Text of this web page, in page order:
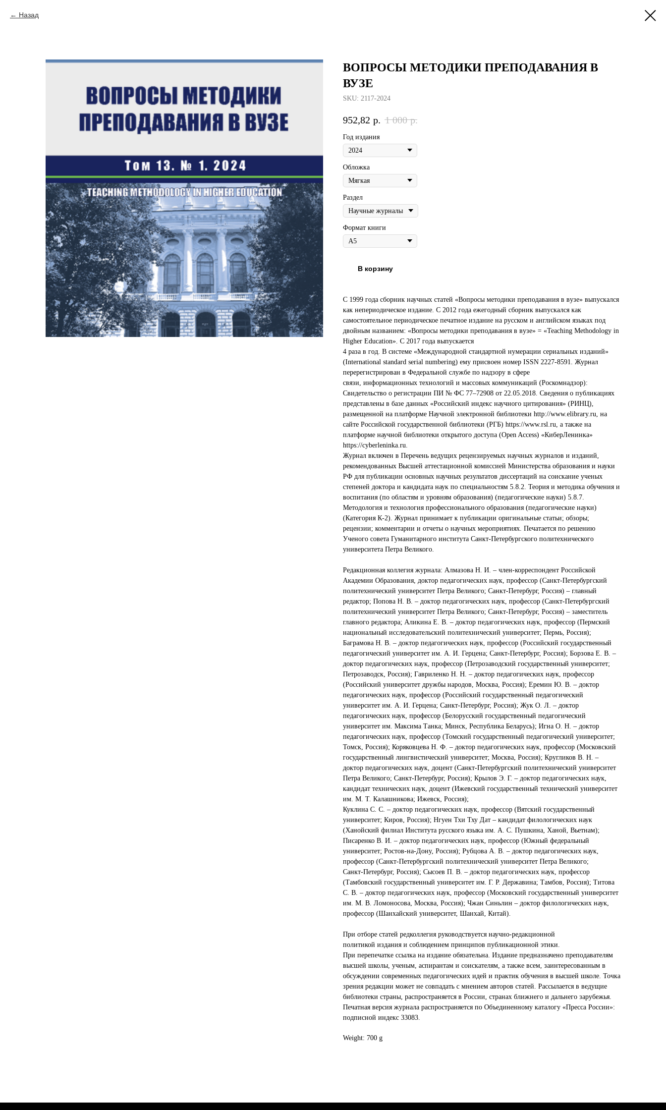
Назад
ВОПРОСЫ МЕТОДИКИ ПРЕПОДАВАНИЯ В
ВУЗЕ
SKU: 2117-2024
952,82 р. 1 000 р.
Год издания
Обложка
Раздел
Формат книги
В корзину
С 1999 года сборник научных статей «Вопросы методики преподавания в вузе» выпускался
как непериодическое издание. С 2012 года ежегодный сборник выпускался как
самостоятельное периодическое печатное издание на русском и английском языках под
двойным названием: «Вопросы методики преподавания в вузе» = «Teaching Methodology in
Higher Education». С 2017 года выпускается
4 раза в год. В системе «Международной стандартной нумерации сериальных изданий»
(International standard serial numbering) ему присвоен номер ISSN 2227-8591. Журнал
перерегистрирован в Федеральной службе по надзору в сфере
связи, информационных технологий и массовых коммуникаций (Роскомнадзор):
Свидетельство о регистрации ПИ № ФС 77–72908 от 22.05.2018. Сведения о публикациях
представлены в базе данных «Российский индекс научного цитирования» (РИНЦ),
размещенной на платформе Научной электронной библиотеки http://www.elibrary.ru, на
сайте Российской государственной библиотеки (РГБ) https://www.rsl.ru, а также на
платформе научной библиотеки открытого доступа (Open Access) «КиберЛенинка»
https://cyberleninka.ru.
Журнал включен в Перечень ведущих рецензируемых научных журналов и изданий,
рекомендованных Высшей аттестационной комиссией Министерства образования и науки
РФ для публикации основных научных результатов диссертаций на соискание ученых
степеней доктора и кандидата наук по специальностям 5.8.2. Теория и методика обучения и
воспитания (по областям и уровням образования) (педагогические науки) 5.8.7.
Методология и технология профессионального образования (педагогические науки)
(Категория К-2). Журнал принимает к публикации оригинальные статьи; обзоры;
рецензии; комментарии и отчеты о научных мероприятиях. Печатается по решению
Ученого совета Гуманитарного института Санкт-Петербургского политехнического
университета Петра Великого.
Редакционная коллегия журнала: Алмазова Н. И. – член-корреспондент Российской
Академии Образования, доктор педагогических наук, профессор (Санкт-Петербургский
политехнический университет Петра Великого; Санкт-Петербург, Россия) – главный
редактор; Попова Н. В. – доктор педагогических наук, профессор (Санкт-Петербургский
политехнический университет Петра Великого; Санкт-Петербург, Россия) – заместитель
главного редактора; Аликина Е. В. – доктор педагогических наук, профессор (Пермский
национальный исследовательский политехнический университет; Пермь, Россия);
Баграмова Н. В. – доктор педагогических наук, профессор (Российский государственный
педагогический университет им. А. И. Герцена; Санкт-Петербург, Россия); Борзова Е. В. –
доктор педагогических наук, профессор (Петрозаводский государственный университет;
Петрозаводск, Россия); Гавриленко Н. Н. – доктор педагогических наук, профессор
(Российский университет дружбы народов, Москва, Россия); Еремин Ю. В. – доктор
педагогических наук, профессор (Российский государственный педагогический
университет им. А. И. Герцена; Санкт-Петербург, Россия); Жук О. Л. – доктор
педагогических наук, профессор (Белорусский государственный педагогический
университет им. Максима Танка; Минск, Республика Беларусь); Игна О. Н. – доктор
педагогических наук, профессор (Томский государственный педагогический университет;
Томск, Россия); Коряковцева Н. Ф. – доктор педагогических наук, профессор (Московский
государственный лингвистический университет; Москва, Россия); Кругликов В. Н. –
доктор педагогических наук, доцент (Санкт-Петербургский политехнический университет
Петра Великого; Санкт-Петербург, Россия); Крылов Э. Г. – доктор педагогических наук,
кандидат технических наук, доцент (Ижевский государственный технический университет
им. М. Т. Калашникова; Ижевск, Россия);
Куклина С. С. – доктор педагогических наук, профессор (Вятский государственный
университет; Киров, Россия); Нгуен Тхи Тху Дат – кандидат филологических наук
(Ханойский филиал Института русского языка им. А. С. Пушкина, Ханой, Вьетнам);
Писаренко В. И. – доктор педагогических наук, профессор (Южный федеральный
университет; Ростов-на-Дону, Россия); Рубцова А. В. – доктор педагогических наук,
профессор (Санкт-Петербургский политехнический университет Петра Великого;
Санкт-Петербург, Россия); Сысоев П. В. – доктор педагогических наук, профессор
(Тамбовский государственный университет им. Г. Р. Державина; Тамбов, Россия); Титова
С. В. – доктор педагогических наук, профессор (Московский государственный университет
им. М. В. Ломоносова, Москва, Россия); Чжан Синьлин – доктор филологических наук,
профессор (Шанхайский университет, Шанхай, Китай).
При отборе статей редколлегия руководствуется научно-редакционной
политикой издания и соблюдением принципов публикационной этики.
При перепечатке ссылка на издание обязательна. Издание предназначено преподавателям
высшей школы, ученым, аспирантам и соискателям, а также всем, заинтересованным в
обсуждении современных педагогических идей и практик обучения в высшей школе. Точка
зрения редакции может не совпадать с мнением авторов статей. Рассылается в ведущие
библиотеки страны, распространяется в России, странах ближнего и дальнего зарубежья.
Печатная версия журнала распространяется по Объединенному каталогу «Пресса России»:
подписной индекс 33083.
Weight: 700 g